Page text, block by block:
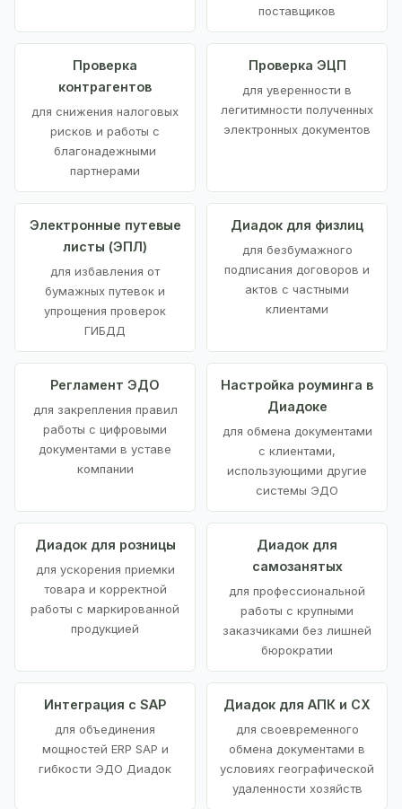
поставщиков
Проверка
контрагентов
для снижения налоговых
рисков и работы с
благонадежными
партнерами
Проверка ЭЦП
для уверенности в
легитимности полученных
электронных документов
Электронные путевые
листы (ЭПЛ)
для избавления от
бумажных путевок и
упрощения проверок
ГИБДД
Диадок для физлиц
для безбумажного
подписания договоров и
актов с частными
клиентами
Регламент ЭДО
для закрепления правил
работы с цифровыми
документами в уставе
компании
Настройка роуминга в
Диадоке
для обмена документами
с клиентами,
использующими другие
системы ЭДО
Диадок для розницы
для ускорения приемки
товара и корректной
работы с маркированной
продукцией
Диадок для
самозанятых
для профессиональной
работы с крупными
заказчиками без лишней
бюрократии
Интеграция с SAP
для объединения
мощностей ERP SAP и
гибкости ЭДО Диадок
Диадок для АПК и СХ
для своевременного
обмена документами в
условиях географической
удаленности хозяйств